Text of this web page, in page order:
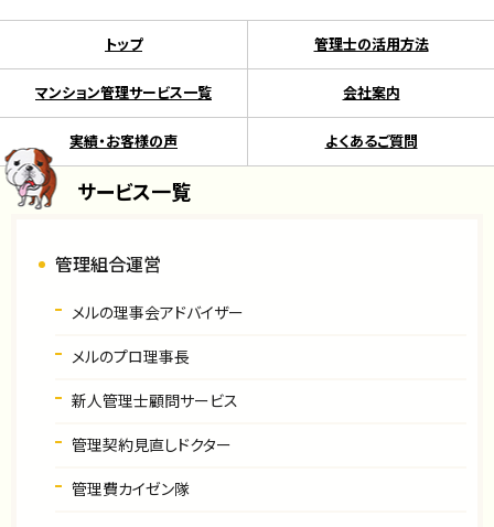
トップ 管理士の活用方法
マンション管理サービス一覧 会社案内
実績・お客様の声 よくあるご質問
サービス一覧
管理組合運営
メルの理事会アドバイザー
メルのプロ理事長
新人管理士顧問サービス
管理契約見直しドクター
管理費カイゼン隊